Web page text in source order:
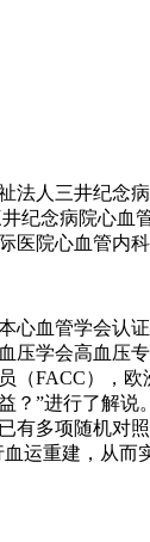
人三井纪
纪念病院心
院心血管内
血管学会认
学会高血
FACC），
”进行了解
多项随机
运重建，从